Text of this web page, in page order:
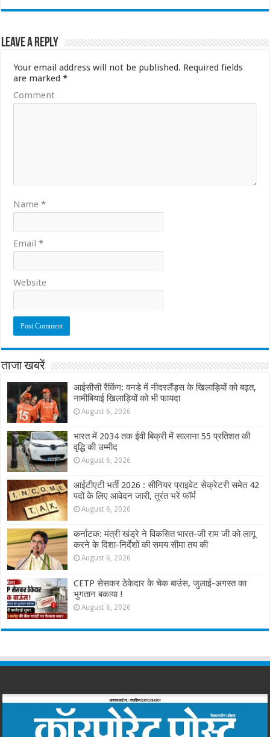
Leave a Reply
Your email address will not be published. Required fields
are marked*
Comment
Name*
Email*
Website
ताजा खबरें
आईसीसी रैंकिंग: वनडे में नीदरलैंड्स के खिलाड़ियों को बढ़त,
नामीबियाई खिलाड़ियों को भी फायदा
August 6, 2026
भारत में 2034 तक ईवी बिक्री में सालाना 55 प्रतिशत की
वृद्धि की उम्मीद
August 6, 2026
आईटीएटी भर्ती 2026 : सीनियर प्राइवेट सेक्रेटरी समेत 42
पदों के लिए आवेदन जारी, तुरंत भरें फॉर्म
August 6, 2026
कर्नाटक: मंत्री खंड्रे ने विकसित भारत-जी राम जी को लागू
करने के दिशा-निर्देशों की समय सीमा तय की
August 6, 2026
CETP सेसकर ठेकेदार के चेक बाउंस, जुलाई-अगस्त का
भुगतान बकाया !
August 6, 2026